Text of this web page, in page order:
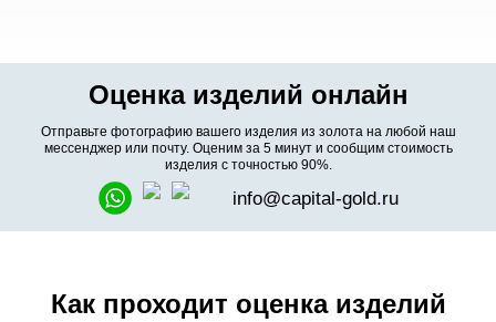
Оценка изделий онлайн
Отправьте фотографию вашего изделия из золота на любой наш
мессенджер или почту. Оценим за 5 минут и сообщим стоимость
изделия с точностью 90%.
info@capital-gold.ru
Как проходит оценка изделий